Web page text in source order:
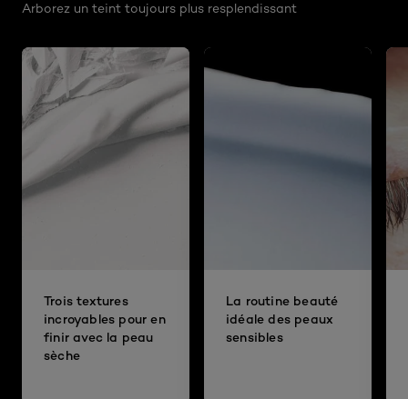
Arborez un teint toujours plus resplendissant
Trois textures
incroyables pour en
finir avec la peau
sèche
La routine beauté
idéale des peaux
sensibles